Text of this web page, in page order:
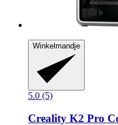
Winkelmandje
5.0 (5)
Creality K2 Pro